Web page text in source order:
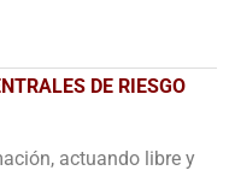
DE RIESGO
actuando libre y